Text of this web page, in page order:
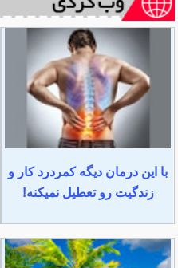
با این درمان دیگه کمردرد کار و
زندگیت رو تعطیل نمیکنه!